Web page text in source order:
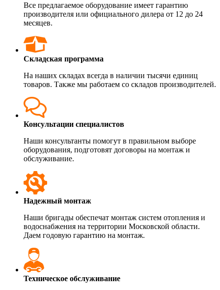
Все предлагаемое оборудование имеет гарантию
производителя или официального дилера от 12 до 24
месяцев.
Складская программа
На наших складах всегда в наличии тысячи единиц
товаров. Также мы работаем со складов производителей.
Консультации специалистов
Наши консультанты помогут в правильном выборе
оборудования, подготовят договоры на монтаж и
обслуживание.
Надежный монтаж
Наши бригады обеспечат монтаж систем отопления и
водоснабжения на территории Московской области.
Даем годовую гарантию на монтаж.
Техническое обслуживание